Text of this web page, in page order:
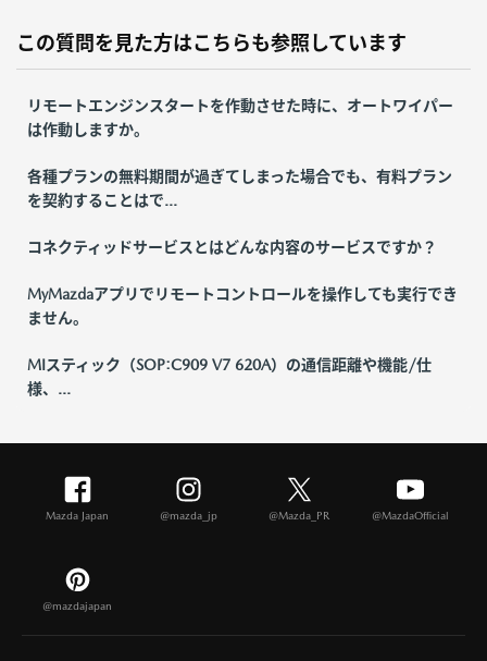
この質問を見た方はこちらも参照しています
リモートエンジンスタートを作動させた時に、オートワイパー
は作動しますか。
各種プランの無料期間が過ぎてしまった場合でも、有料プラン
を契約することはで...
コネクティッドサービスとはどんな内容のサービスですか？
MyMazdaアプリでリモートコントロールを操作しても実行でき
ません。
MIスティック（SOP:C909 V7 620A）の通信距離や機能/仕
様、...
Mazda Japan @mazda_jp @Mazda_PR @MazdaOfficial
@mazdajapan